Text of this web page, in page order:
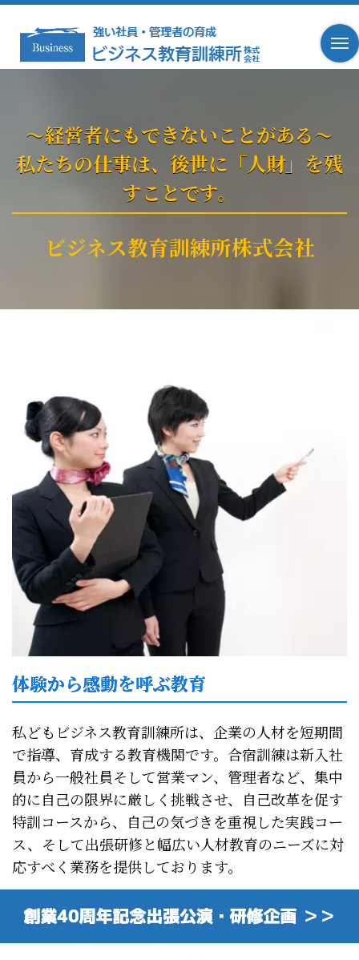
～経営者にもできないことがある～
私たちの仕事は、後世に「人財」を残
すことです。
ビジネス教育訓練所株式会社
体験から感動を呼ぶ教育
私どもビジネス教育訓練所は、企業の人材を短期間
で指導、育成する教育機関です。合宿訓練は新入社
員から一般社員そして営業マン、管理者など、集中
的に自己の限界に厳しく挑戦させ、自己改革を促す
特訓コースから、自己の気づきを重視した実践コー
ス、そして出張研修と幅広い人材教育のニーズに対
応すべく業務を提供しております。